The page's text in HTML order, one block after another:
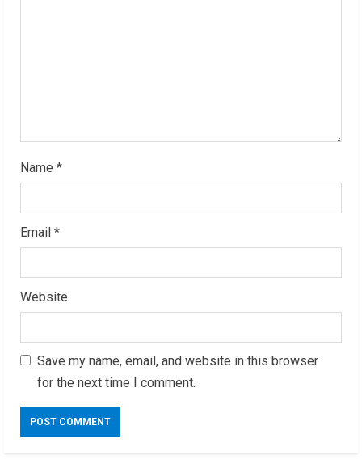
Name *
Email *
Website
Save my name, email, and website in this browser
for the next time I comment.